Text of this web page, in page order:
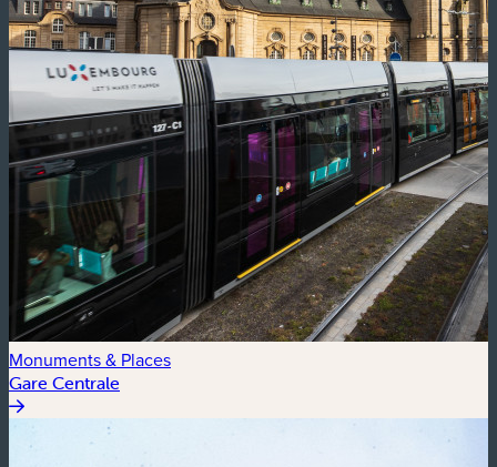
Monuments & Places
Gare Centrale